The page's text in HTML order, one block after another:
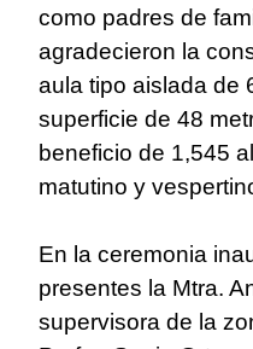
como padres de
agradecieron la
aula tipo aislada de
superficie de 48
beneficio de 1,545
matutino y
En la ceremonia
presentes la Mtra.
supervisora de la